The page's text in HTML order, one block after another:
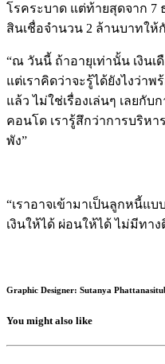
โรคระบาด แต่ท้ายสุดจาก
สินเชื่อจำนวน 2 ล้านบาทให้
“ณ วันนี้ ถ้าอายุเท่านั้น เงินเ
แต่เราคิดว่าจะรู้ได้ยังไงว่าพ
แล้ว ไม่ใช่เรื่องเล่นๆ เลยกั
คอนโด เรารู้สึกว่าการบริห
พัง”
“เราอาจเข้ามาเป็นลูกหนี้แบ
เงินให้ได้ ผ่อนให้ได้ ไม่มีทา
Graphic Designer: Sutanya
You might also like